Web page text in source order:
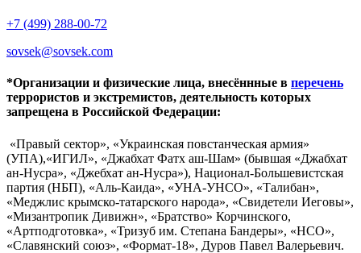
+7 (499) 288-00-72
sovsek@sovsek.com
*Организации и физические лица, внесённные в перечень
террористов и экстремистов, деятельность которых
запрещена в Российской Федерации:
«Правый сектор», «Украинская повстанческая армия»
(УПА),«ИГИЛ», «Джабхат Фатх аш-Шам» (бывшая «Джабхат
ан-Нусра», «Джебхат ан-Нусра»), Национал-Большевистская
партия (НБП), «Аль-Каида», «УНА-УНСО», «Талибан»,
«Меджлис крымско-татарского народа», «Свидетели Иеговы»,
«Мизантропик Дивижн», «Братство» Корчинского,
«Артподготовка», «Тризуб им. Степана Бандеры», «НСО»,
«Славянский союз», «Формат-18», Дуров Павел Валерьевич.